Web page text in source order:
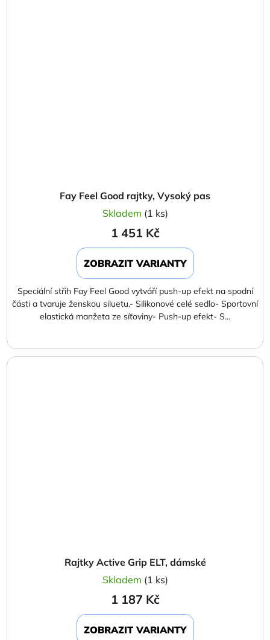
Fay Feel Good rajtky, Vysoký pas
Skladem (1 ks)
1 451 Kč
ZOBRAZIT VARIANTY
Speciální střih Fay Feel Good vytváří push-up efekt na spodní
části a tvaruje ženskou siluetu.- Silikonové celé sedlo- Sportovní
elastická manžeta ze síťoviny- Push-up efekt- S...
Rajtky Active Grip ELT, dámské
Skladem (1 ks)
1 187 Kč
ZOBRAZIT VARIANTY